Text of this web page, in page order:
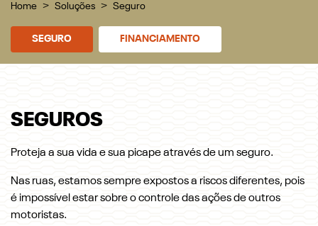
Home Soluções Seguro
FINANCIAMENTO
SEGURO
SEGUROS
Proteja a sua vida e sua picape através de um seguro.
Nas ruas, estamos sempre expostos a riscos diferentes, pois
é impossível estar sobre o controle das ações de outros
motoristas.